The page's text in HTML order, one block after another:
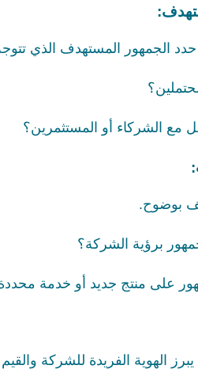
الجمهور المستهدف الذي
مع الشركاء أو المستثمرين؟
بوضوح.
برؤية الشركة؟
على منتج جديد أو خدمة
الهوية الفريدة للشركة والقيم